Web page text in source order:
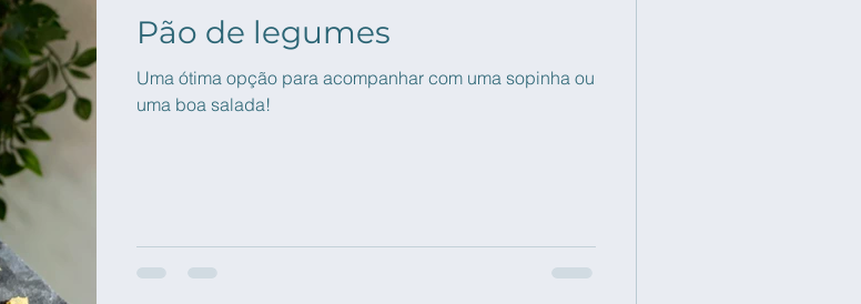
Pão de legumes
Uma ótima opção para acompanhar com uma sopinha ou
uma boa salada!